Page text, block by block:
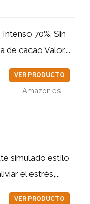
70%. Sin
de cacao Valor....
VER PRODUCTO
Amazon.es
simulado estilo
el estrés,...
VER PRODUCTO